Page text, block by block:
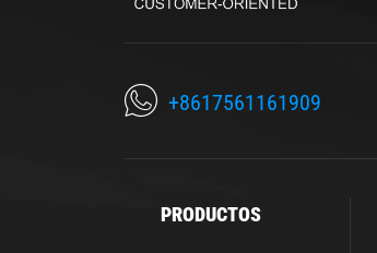
+8617561161909
PRODUCTOS